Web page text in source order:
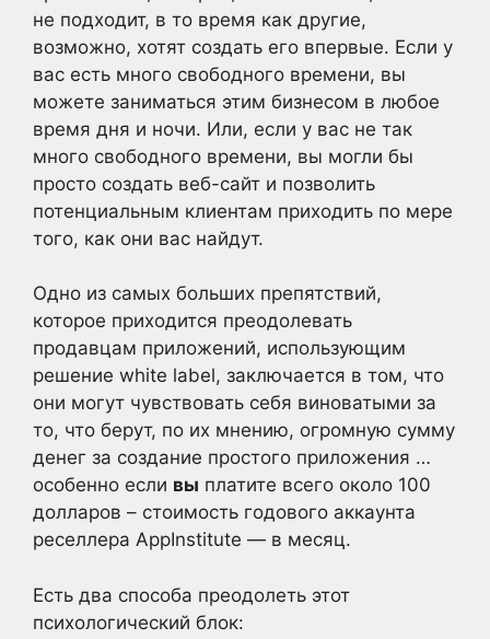
не подходит, в то время как другие,
возможно, хотят создать его впервые. Если у
вас есть много свободного времени, вы
можете заниматься этим бизнесом в любое
время дня и ночи. Или, если у вас не так
много свободного времени, вы могли бы
просто создать веб-сайт и позволить
потенциальным клиентам приходить по мере
того, как они вас найдут.
Одно из самых больших препятствий,
которое приходится преодолевать
продавцам приложений, использующим
решение white label, заключается в том, что
они могут чувствовать себя виноватыми за
то, что берут, по их мнению, огромную сумму
денег за создание простого приложения …
особенно если вы платите всего около 100
долларов – стоимость годового аккаунта
реселлера AppInstitute — в месяц.
Есть два способа преодолеть этот
психологический блок: